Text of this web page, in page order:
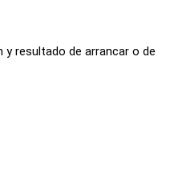
resultado de arrancar o de